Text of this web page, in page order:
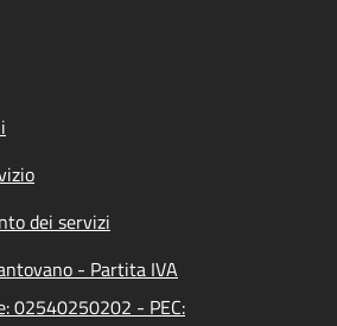
dei servizi
- Partita IVA
02540250202 - PEC: